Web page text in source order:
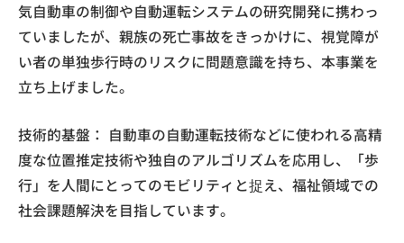
気自動車の制御や自動運転システムの研究開発に携わっ
ていましたが、親族の死亡事故をきっかけに、視覚障が
い者の単独歩行時のリスクに問題意識を持ち、本事業を
立ち上げました。
技術的基盤： 自動車の自動運転技術などに使われる高精
度な位置推定技術や独自のアルゴリズムを応用し、「歩
行」を人間にとってのモビリティと捉え、福祉領域での
社会課題解決を目指しています。